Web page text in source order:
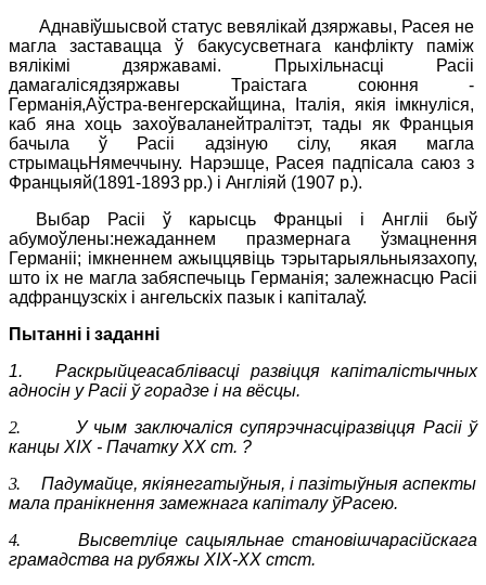
Аднавіўшысвой статус вевялікай дзяржавы, Расея не
магла заставацца ў бакусусветнага канфлікту паміж
вялікімі дзяржавамі. Прыхільнасці Расіі
дамагалісядзяржавы Траістага союння -
Германія,Аўстра-венгерскайщина, Італія, якія імкнуліся,
каб яна хоць захоўваланейтралітэт, тады як Францыя
бачыла ў Расіі адзіную сілу, якая магла
стрымацьНямеччыну. Нарэшце, Расея падпісала саюз з
Францыяй(1891-1893 pp.) і Англіяй (1907 p.).
Выбар Расіі ў карысць Францыі і Англіі быў
абумоўлены:нежаданнем празмернага ўзмацнення
Германіі; імкненнем ажыццявіць тэрытарыяльныязахопу,
што іх не магла забяспечыць Германія; залежнасцю Расіі
адфранцузскіх і ангельскіх пазык і капіталаў.
Пытанні і заданні
1.
Раскрыйцеасаблівасці развіцця капіталістычных
адносін у Расіі ў горадзе і на вёсцы.
2.
У чым заключаліся супярэчнасціразвіцця Расіі ў
канцы XIX - ПачаткуXX cm. ?
3.
Падумайце, якіянегатыўныя, і пазітыўныя аспекты
мала пранікнення замежнага капіталу ўРасею.
4.
Высветліце сацыяльнае становішчарасійскага
грамадства на рубяжы ХIХ-ХХ стст.